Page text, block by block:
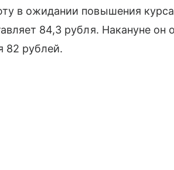
в ожидании повышения
84,3 рубля. Накануне он
82 рублей.